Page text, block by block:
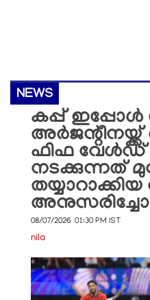
NEWS
കപ്പ് ഇപ്പോൾ
ഫിഫ വേൾഡ്
നടക്കുന്നത്
08/07/2026 01:30 PM IST
nila